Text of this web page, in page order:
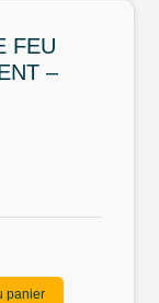
FEU
–
panier